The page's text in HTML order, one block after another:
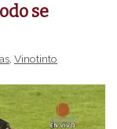
se
,Vinotinto